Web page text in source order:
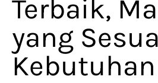
Terbaik,
yang